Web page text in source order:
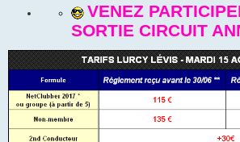
VENEZ
SORTIE CIRCUIT